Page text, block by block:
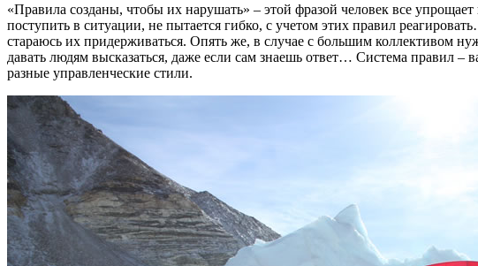
«Правила созданы, чтобы их нарушать» – этой фразой человек все
поступить в ситуации, не пытается гибко, с учетом этих правил
стараюсь их придерживаться. Опять же, в случае с большим коллективом
давать людям высказаться, даже если сам знаешь ответ… Система правил
разные управленческие стили.